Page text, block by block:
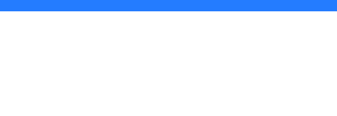
логотипом
логотипом
логотипом